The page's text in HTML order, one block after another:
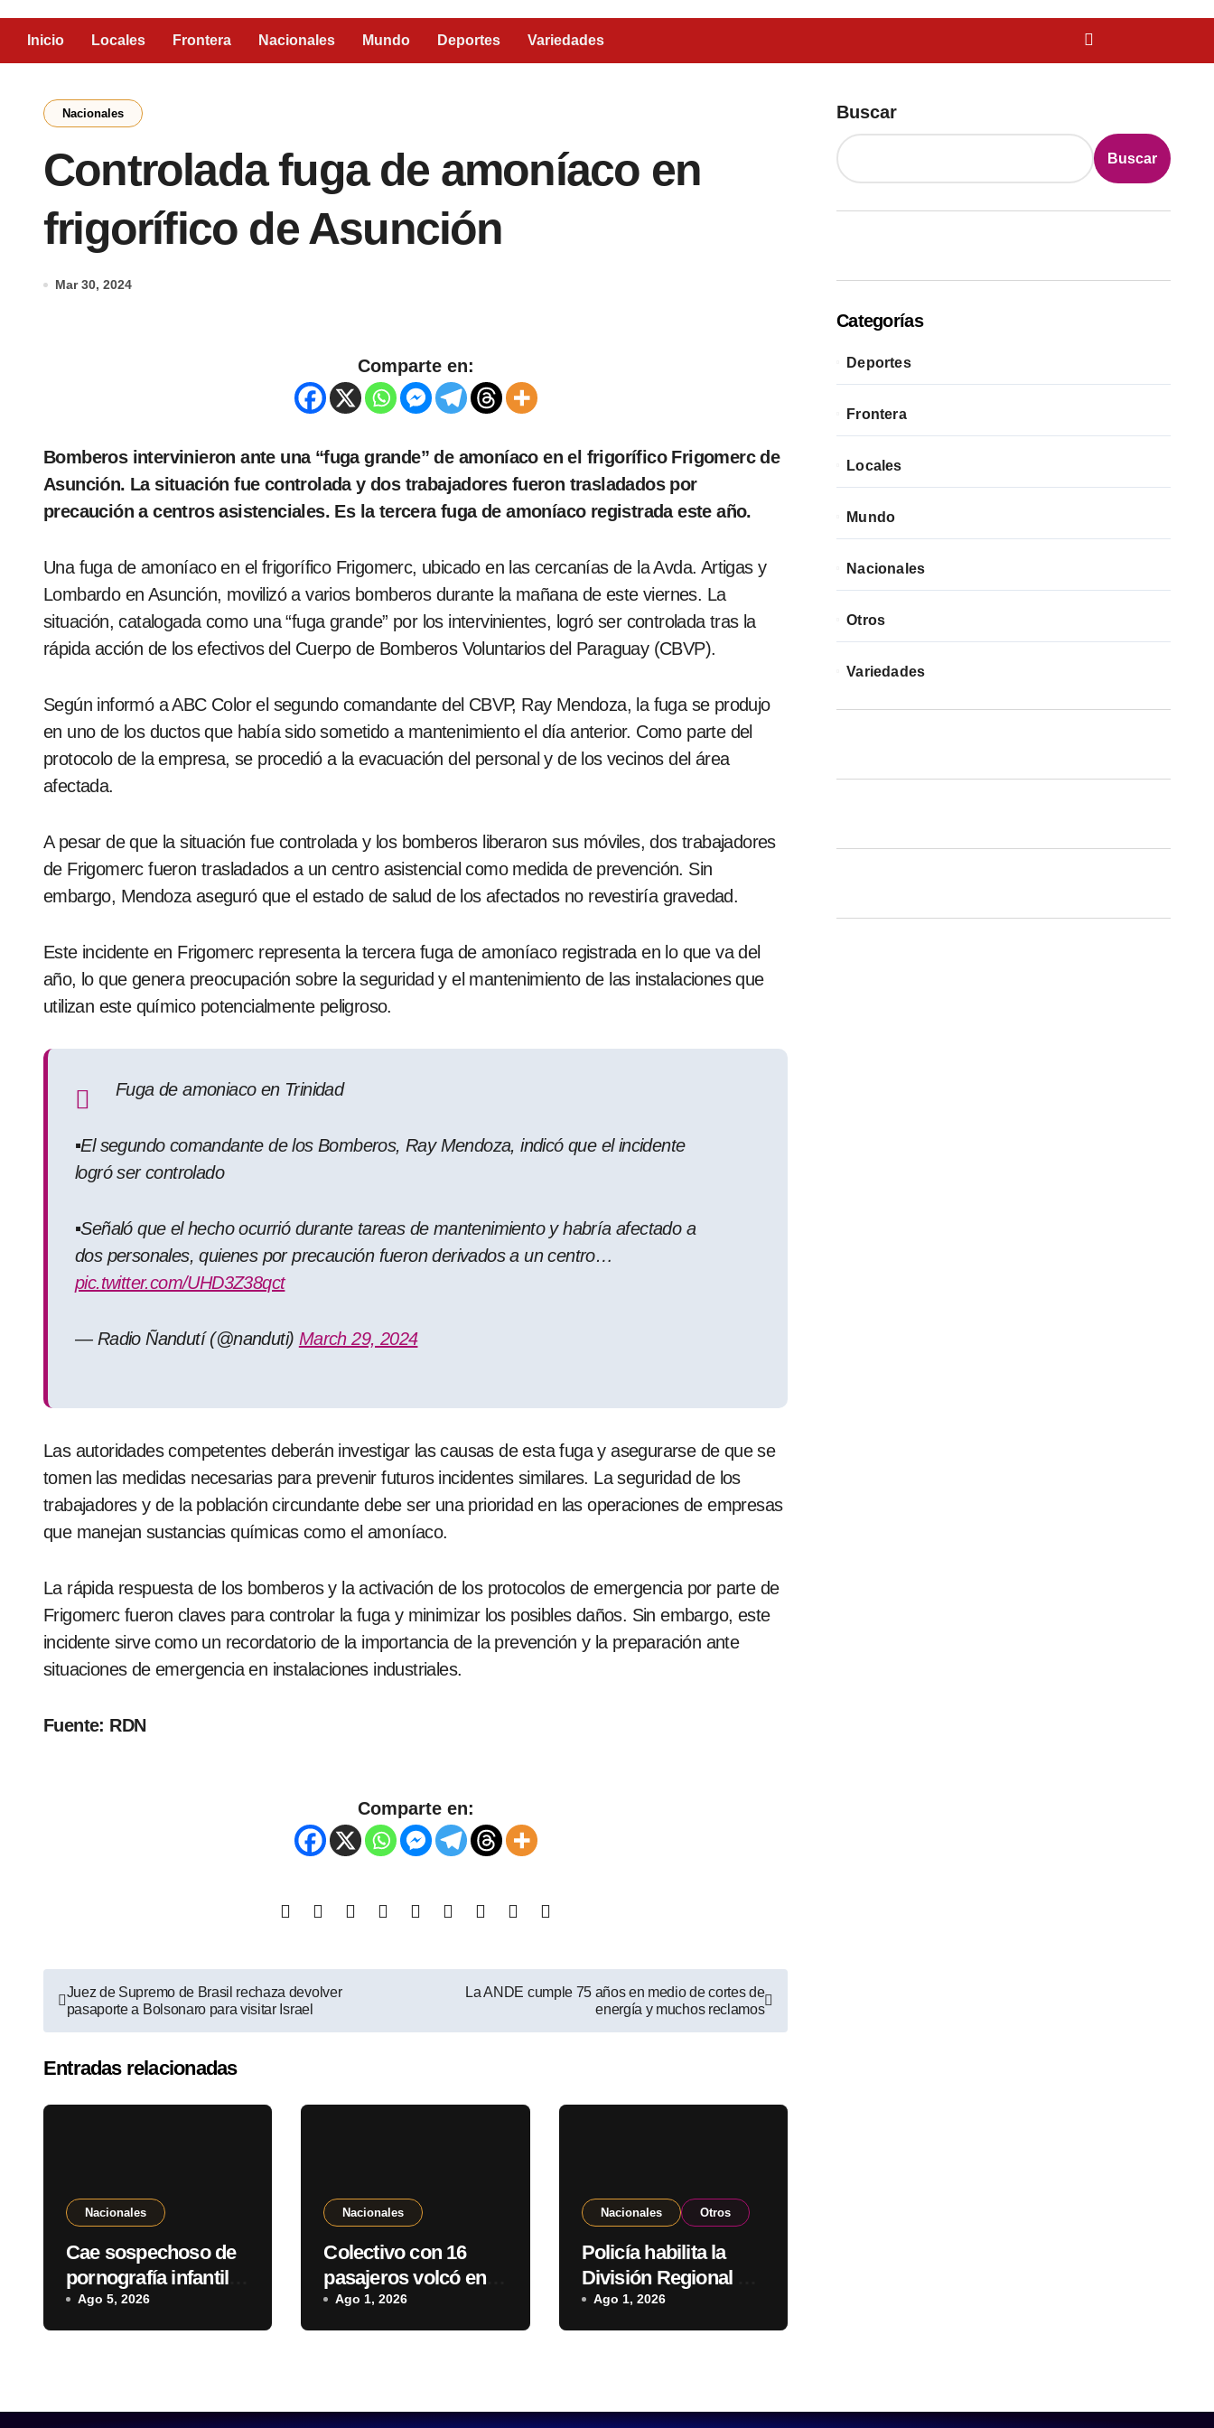
Inicio Locales Frontera Nacionales Mundo Deportes Variedades
Nacionales
Controlada fuga de amoníaco en
frigorífico de Asunción
Mar 30, 2024
Comparte en:
Bomberos intervinieron ante una “fuga grande” de amoníaco en el frigorífico Frigomerc de
Asunción. La situación fue controlada y dos trabajadores fueron trasladados por
precaución a centros asistenciales. Es la tercera fuga de amoníaco registrada este año.
Una fuga de amoníaco en el frigorífico Frigomerc, ubicado en las cercanías de la Avda. Artigas y
Lombardo en Asunción, movilizó a varios bomberos durante la mañana de este viernes. La
situación, catalogada como una “fuga grande” por los intervinientes, logró ser controlada tras la
rápida acción de los efectivos del Cuerpo de Bomberos Voluntarios del Paraguay (CBVP).
Según informó a ABC Color el segundo comandante del CBVP, Ray Mendoza, la fuga se produjo
en uno de los ductos que había sido sometido a mantenimiento el día anterior. Como parte del
protocolo de la empresa, se procedió a la evacuación del personal y de los vecinos del área
afectada.
A pesar de que la situación fue controlada y los bomberos liberaron sus móviles, dos trabajadores
de Frigomerc fueron trasladados a un centro asistencial como medida de prevención. Sin
embargo, Mendoza aseguró que el estado de salud de los afectados no revestiría gravedad.
Este incidente en Frigomerc representa la tercera fuga de amoníaco registrada en lo que va del
año, lo que genera preocupación sobre la seguridad y el mantenimiento de las instalaciones que
utilizan este químico potencialmente peligroso.
Fuga de amoniaco en Trinidad
▪️El segundo comandante de los Bomberos, Ray Mendoza, indicó que el incidente
logró ser controlado
▪️Señaló que el hecho ocurrió durante tareas de mantenimiento y habría afectado a
dos personales, quienes por precaución fueron derivados a un centro…
pic.twitter.com/UHD3Z38qct
— Radio Ñandutí (@nanduti) March 29, 2024
Las autoridades competentes deberán investigar las causas de esta fuga y asegurarse de que se
tomen las medidas necesarias para prevenir futuros incidentes similares. La seguridad de los
trabajadores y de la población circundante debe ser una prioridad en las operaciones de empresas
que manejan sustancias químicas como el amoníaco.
La rápida respuesta de los bomberos y la activación de los protocolos de emergencia por parte de
Frigomerc fueron claves para controlar la fuga y minimizar los posibles daños. Sin embargo, este
incidente sirve como un recordatorio de la importancia de la prevención y la preparación ante
situaciones de emergencia en instalaciones industriales.
Fuente: RDN
Comparte en:
Juez de Supremo de Brasil rechaza devolver
pasaporte a Bolsonaro para visitar Israel
La ANDE cumple 75 años en medio de cortes de
energía y muchos reclamos
Entradas relacionadas
Nacionales
Cae sospechoso de
pornografía infantil y
tenencia de
estupefacientes en
Ago 5, 2026
Nacionales
Colectivo con 16
pasajeros volcó en la
ciudad de J. Augusto
saldivar
Ago 1, 2026
Nacionales Otros
Policía habilita la
División Regional de
Lucha contra el
Abigeato en
Ago 1, 2026
Buscar
Buscar
Categorías
Deportes
Frontera
Locales
Mundo
Nacionales
Otros
Variedades